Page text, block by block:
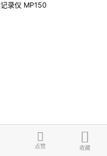
录仪 MP150
点赞 收藏